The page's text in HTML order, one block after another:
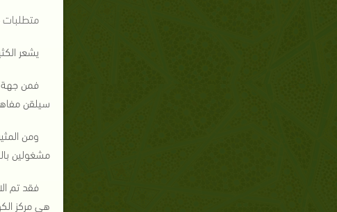
يشعر
فمن جهة،
سيلقن
مشغولين
فقد تم
هي مركز